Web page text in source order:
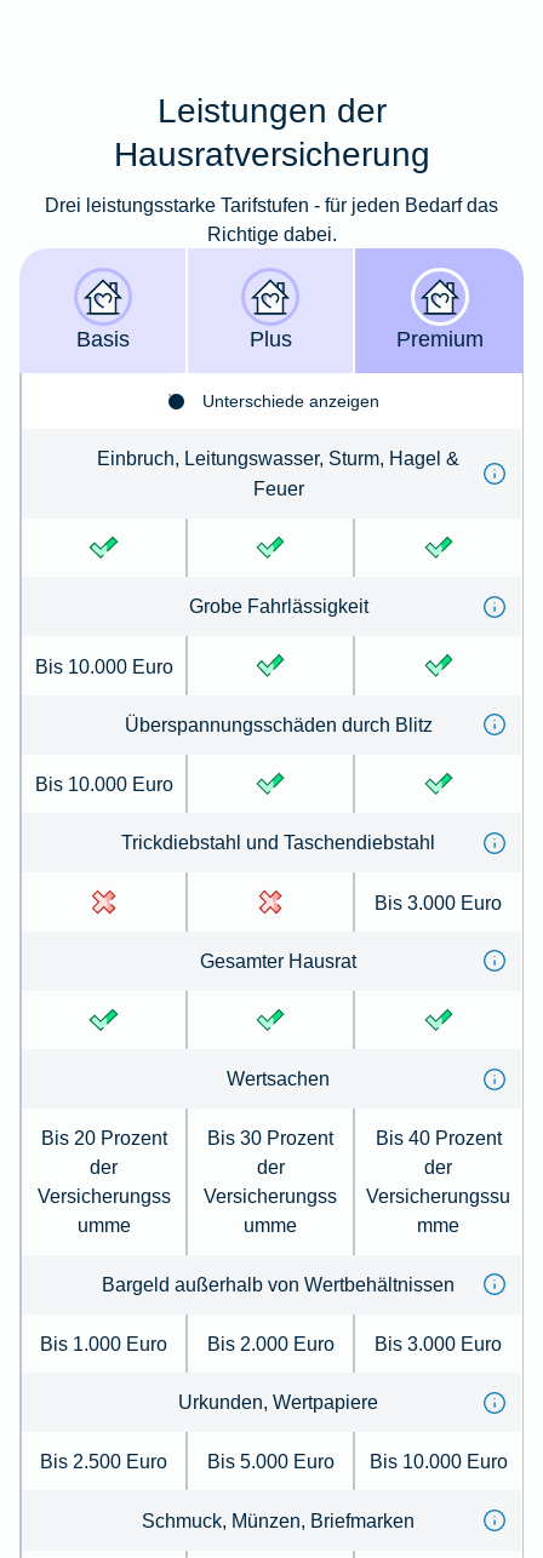
Leistungen der
Hausratversicherung
Drei leistungsstarke Tarifstufen - für jeden Bedarf das
Richtige dabei.
Basis Plus Premium
Unterschiede anzeigen
Einbruch, Leitungswasser, Sturm, Hagel &
Feuer
Grobe Fahrlässigkeit
Bis 10.000 Euro
Überspannungsschäden durch Blitz
Bis 10.000 Euro
Trickdiebstahl und Taschendiebstahl
Bis 3.000 Euro
Gesamter Hausrat
Wertsachen
Bis 20 Prozent
der
Versicherungss
umme
Bis 30 Prozent
der
Versicherungss
umme
Bis 40 Prozent
der
Versicherungssu
mme
Bargeld außerhalb von Wertbehältnissen
Bis 1.000 Euro Bis 2.000 Euro Bis 3.000 Euro
Urkunden, Wertpapiere
Bis 2.500 Euro Bis 5.000 Euro Bis 10.000 Euro
Schmuck, Münzen, Briefmarken